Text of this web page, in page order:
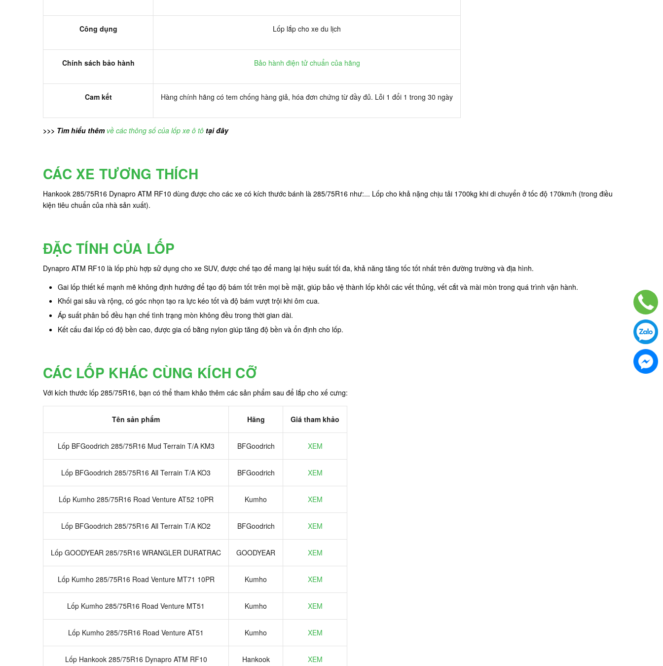
Công dụng Lốp lắp cho xe du lịch
Chính sách bảo hành Bảo hành điện tử chuẩn của hãng
Cam kết Hàng chính hãng có tem chống hàng giả, hóa đơn chứng từ đầy đủ. Lỗi 1 đổi 1 trong 30 ngày
>>> Tìm hiểu thêm về các thông số của lốp xe ô tô tại đây
CÁC XE TƯƠNG THÍCH
Hankook 285/75R16 Dynapro ATM RF10 dùng được cho các xe có kích thước bánh là 285/75R16 như:... Lốp cho khả nặng chịu tải 1700kg khi di chuyển ở tốc độ 170km/h (trong điều
kiện tiêu chuẩn của nhà sản xuất).
ĐẶC TÍNH CỦA LỐP
Dynapro ATM RF10 là lốp phù hợp sử dụng cho xe SUV, được chế tạo để mang lại hiệu suất tối đa, khả năng tăng tốc tốt nhất trên đường trường và địa hình.
Gai lốp thiết kế mạnh mẽ không định hướng để tạo độ bám tốt trên mọi bề mặt, giúp bảo vệ thành lốp khỏi các vết thủng, vết cắt và mài mòn trong quá trình vận hành.
Khối gai sâu và rộng, có góc nhọn tạo ra lực kéo tốt và độ bám vượt trội khi ôm cua.
Áp suất phân bổ đều hạn chế tình trạng mòn không đều trong thời gian dài.
Kết cấu đai lốp có độ bền cao, được gia cố bằng nylon giúp tăng độ bền và ổn định cho lốp.
CÁC LỐP KHÁC CÙNG KÍCH CỠ
Với kích thước lốp 285/75R16, bạn có thể tham khảo thêm các sản phẩm sau để lắp cho xế cưng:
Tên sản phẩm Hãng Giá tham khảo
Lốp BFGoodrich 285/75R16 Mud Terrain T/A KM3 BFGoodrich XEM
Lốp BFGoodrich 285/75R16 All Terrain T/A KO3 BFGoodrich XEM
Lốp Kumho 285/75R16 Road Venture AT52 10PR Kumho XEM
Lốp BFGoodrich 285/75R16 All Terrain T/A KO2 BFGoodrich XEM
Lốp GOODYEAR 285/75R16 WRANGLER DURATRAC GOODYEAR XEM
Lốp Kumho 285/75R16 Road Venture MT71 10PR Kumho XEM
Lốp Kumho 285/75R16 Road Venture MT51 Kumho XEM
Lốp Kumho 285/75R16 Road Venture AT51 Kumho XEM
Lốp Hankook 285/75R16 Dynapro ATM RF10 Hankook XEM